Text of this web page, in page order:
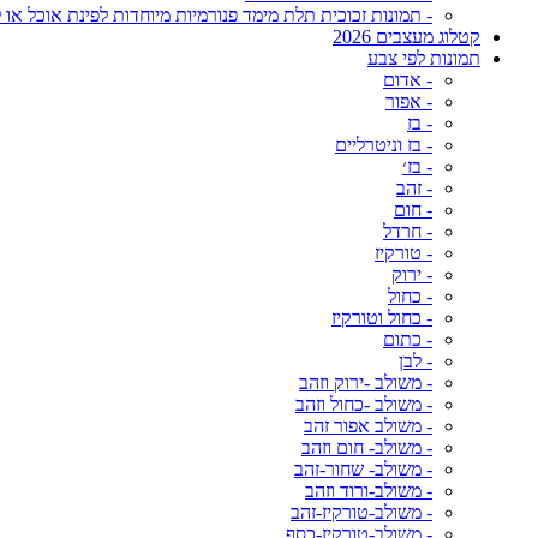
- תמונות זכוכית תלת מימד פנורמיות מיוחדות לפינת אוכל או
קטלוג מעצבים 2026
תמונות לפי צבע
- אדום
- אפור
- בז
- בז וניטרליים
- בז׳
- זהב
- חום
- חרדל
- טורקיז
- ירוק
- כחול
- כחול וטורקיז
- כתום
- לבן
- משולב -ירוק וזהב
- משולב -כחול וזהב
- משולב אפור זהב
- משולב- חום וזהב
- משולב- שחור-זהב
- משולב-ורוד וזהב
- משולב-טורקיז-זהב
- משולב-טורקיז-כסף